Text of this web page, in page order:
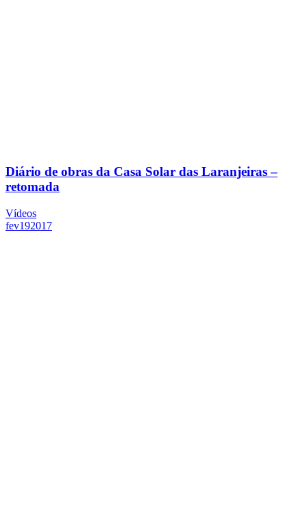
Diário de obras da Casa Solar das Laranjeiras –
retomada
Vídeos
fev192017